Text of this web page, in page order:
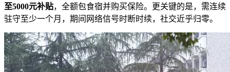
至5000元补贴，全额包食宿并购买保险。更关键的是，需连续
驻守至少一个月，期间网络信号时断时续，社交近乎归零。